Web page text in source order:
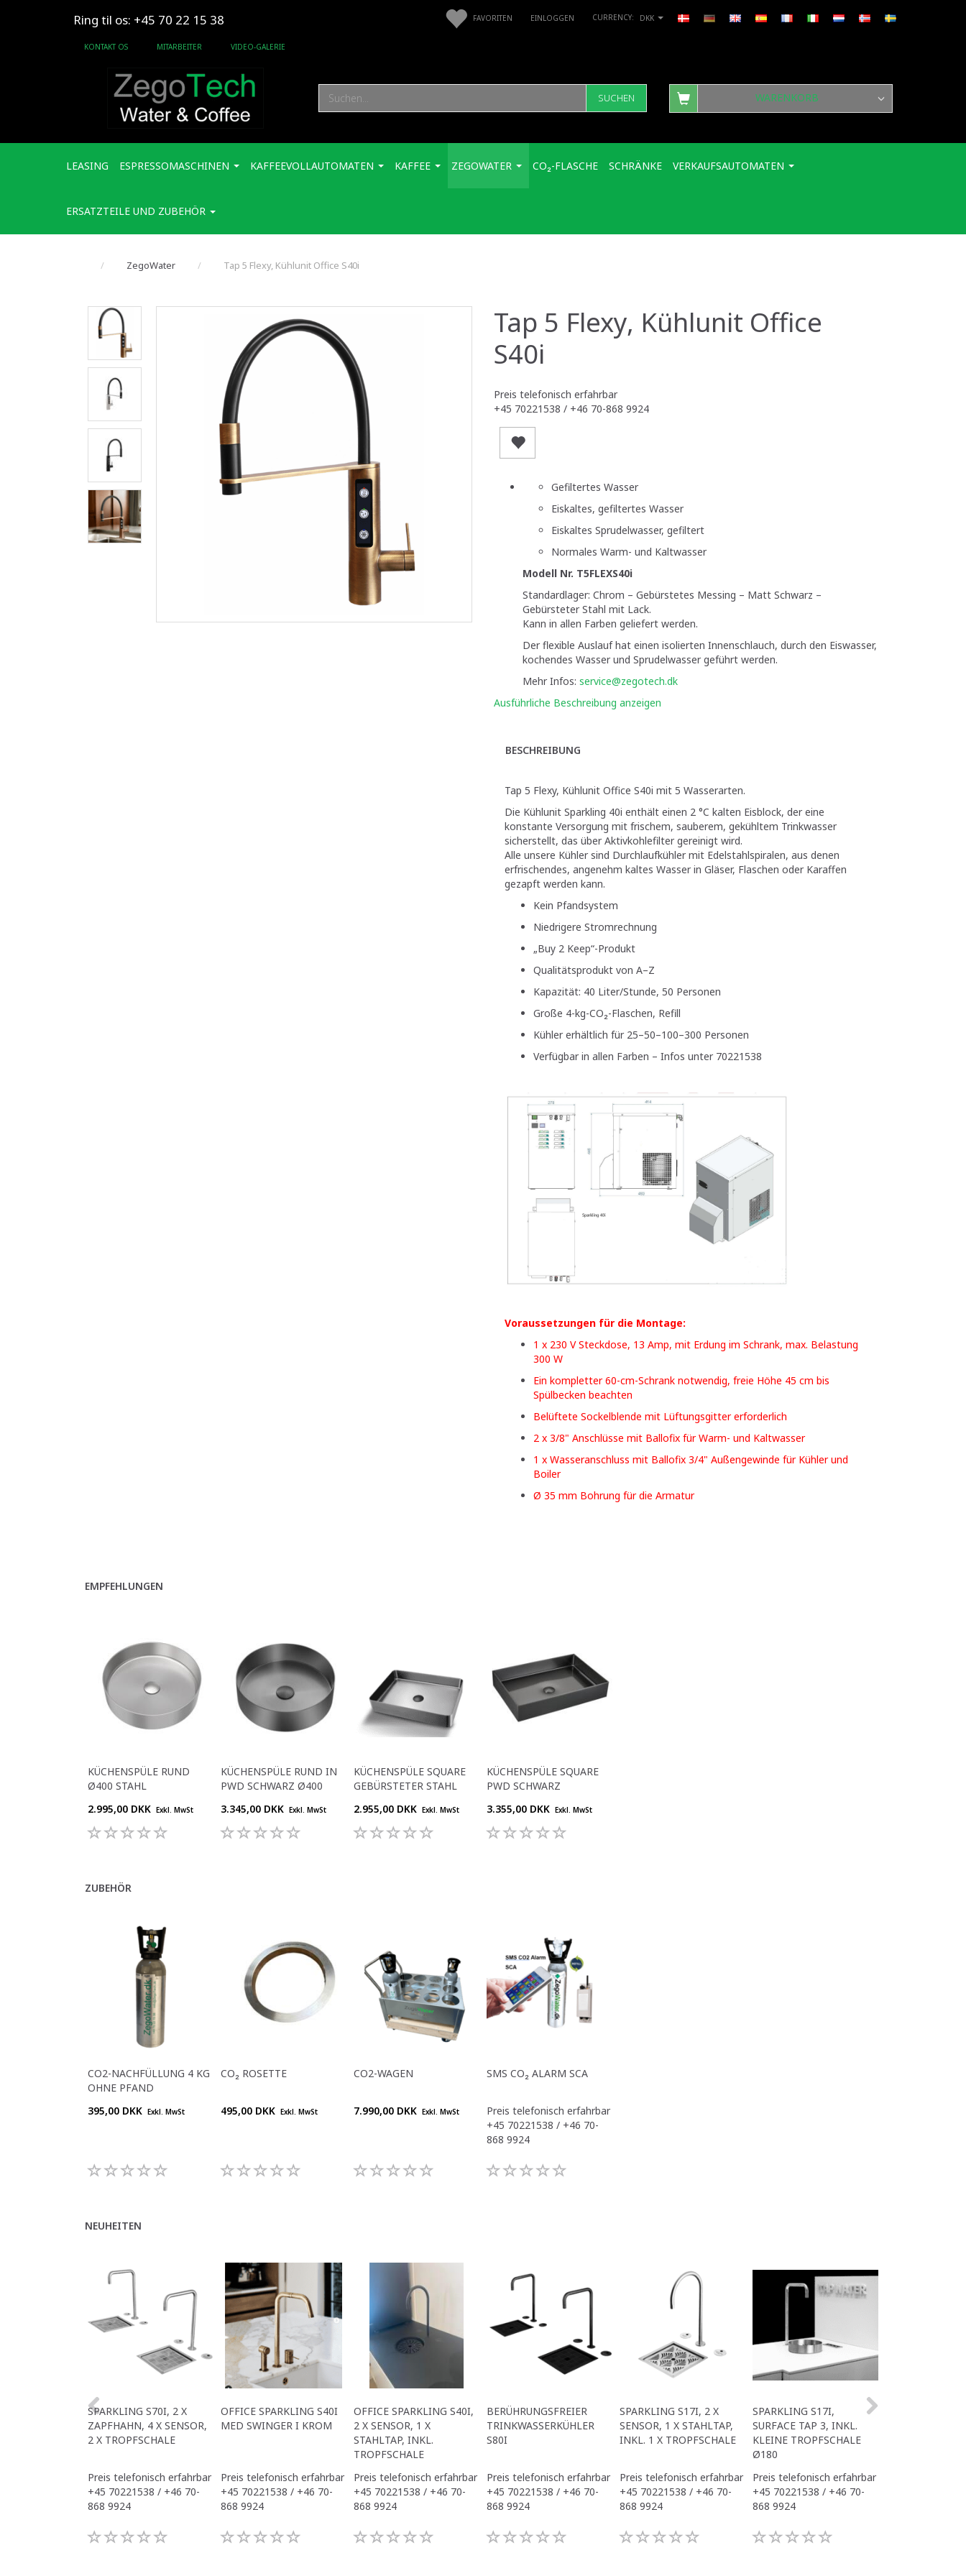
DKK
FAVORITEN EINLOGGEN
Ring til os: +45 70 22 15 38
KONTAKT OS MITARBEITER VIDEO-GALERIE
SUCHEN WARENKORB
LEASING ESPRESSOMASCHINEN KAFFEEVOLLAUTOMATEN KAFFEE ZEGOWATER CO₂-FLASCHE SCHRÄNKE VERKAUFSAUTOMATEN
ERSATZTEILE UND ZUBEHÖR
ZegoWater Tap 5 Flexy, Kühlunit Office S40i
Tap 5 Flexy, Kühlunit Office
S40i
Preis telefonisch erfahrbar
+45 70221538 / +46 70-868 9924
Gefiltertes Wasser
Eiskaltes, gefiltertes Wasser
Eiskaltes Sprudelwasser, gefiltert
Normales Warm- und Kaltwasser
Modell Nr. T5FLEXS40i
Standardlager: Chrom – Gebürstetes Messing – Matt Schwarz –
Gebürsteter Stahl mit Lack.
Kann in allen Farben geliefert werden.
Der flexible Auslauf hat einen isolierten Innenschlauch, durch den Eiswasser,
kochendes Wasser und Sprudelwasser geführt werden.
Mehr Infos: service@zegotech.dk
Ausführliche Beschreibung anzeigen
BESCHREIBUNG
Tap 5 Flexy, Kühlunit Office S40i mit 5 Wasserarten.
Die Kühlunit Sparkling 40i enthält einen 2 °C kalten Eisblock, der eine
konstante Versorgung mit frischem, sauberem, gekühltem Trinkwasser
sicherstellt, das über Aktivkohlefilter gereinigt wird.
Alle unsere Kühler sind Durchlaufkühler mit Edelstahlspiralen, aus denen
erfrischendes, angenehm kaltes Wasser in Gläser, Flaschen oder Karaffen
gezapft werden kann.
Kein Pfandsystem
Niedrigere Stromrechnung
„Buy 2 Keep“-Produkt
Qualitätsprodukt von A–Z
Kapazität: 40 Liter/Stunde, 50 Personen
Große 4-kg-CO₂-Flaschen, Refill
Kühler erhältlich für 25–50–100–300 Personen
Verfügbar in allen Farben – Infos unter 70221538
Voraussetzungen für die Montage:
1 x 230 V Steckdose, 13 Amp, mit Erdung im Schrank, max. Belastung
300 W
Ein kompletter 60-cm-Schrank notwendig, freie Höhe 45 cm bis
Spülbecken beachten
Belüftete Sockelblende mit Lüftungsgitter erforderlich
2 x 3/8" Anschlüsse mit Ballofix für Warm- und Kaltwasser
1 x Wasseranschluss mit Ballofix 3/4" Außengewinde für Kühler und
Boiler
Ø 35 mm Bohrung für die Armatur
EMPFEHLUNGEN
KÜCHENSPÜLE RUND
Ø400 STAHL
2.995,00 DKK Exkl. MwSt
KÜCHENSPÜLE RUND IN
PWD SCHWARZ Ø400
3.345,00 DKK Exkl. MwSt
KÜCHENSPÜLE SQUARE
GEBÜRSTETER STAHL
2.955,00 DKK Exkl. MwSt
KÜCHENSPÜLE SQUARE
PWD SCHWARZ
3.355,00 DKK Exkl. MwSt
ZUBEHÖR
CO2-NACHFÜLLUNG 4 KG
OHNE PFAND
395,00 DKK Exkl. MwSt
CO₂ ROSETTE
495,00 DKK Exkl. MwSt
CO2-WAGEN
7.990,00 DKK Exkl. MwSt
SMS CO₂ ALARM SCA
Preis telefonisch erfahrbar
+45 70221538 / +46 70-
868 9924
NEUHEITEN
SPARKLING S70I, 2 X
ZAPFHAHN, 4 X SENSOR,
2 X TROPFSCHALE
Preis telefonisch erfahrbar
+45 70221538 / +46 70-
868 9924
OFFICE SPARKLING S40I
MED SWINGER I KROM
Preis telefonisch erfahrbar
+45 70221538 / +46 70-
868 9924
OFFICE SPARKLING S40I,
2 X SENSOR, 1 X
STAHLTAP, INKL.
TROPFSCHALE
Preis telefonisch erfahrbar
+45 70221538 / +46 70-
868 9924
BERÜHRUNGSFREIER
TRINKWASSERKÜHLER
S80I
Preis telefonisch erfahrbar
+45 70221538 / +46 70-
868 9924
SPARKLING S17I, 2 X
SENSOR, 1 X STAHLTAP,
INKL. 1 X TROPFSCHALE
Preis telefonisch erfahrbar
+45 70221538 / +46 70-
868 9924
SPARKLING S17I,
SURFACE TAP 3, INKL.
KLEINE TROPFSCHALE
Ø180
Preis telefonisch erfahrbar
+45 70221538 / +46 70-
868 9924